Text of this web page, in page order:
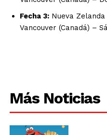
Fecha 3: Nueva
Vancouver (Canadá) –
Más Noticias